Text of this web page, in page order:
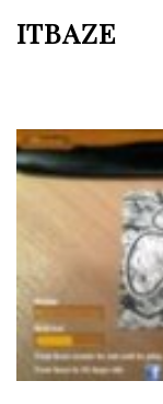
ITBAZE